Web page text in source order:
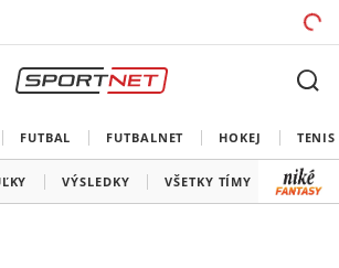
FUTBAL FUTBALNET HOKEJ TENIS
VÝSLEDKY VŠETKY TÍMY